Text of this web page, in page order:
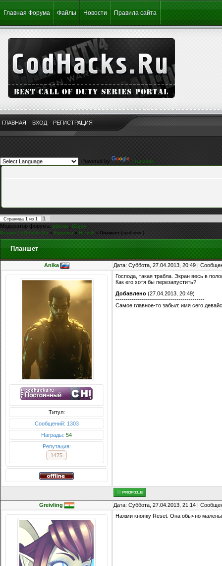
Главная Форума Файлы Новости Правила сайта
ГЛАВНАЯ ВХОД РЕГИСТРАЦИЯ
Powered by Translate
Страница 1 из 1
1
Модератор форума:g0d-me,iEnjoy
Форум CoDHacks.Ru » Курилка » Hi-tech » Планшет (проблемс)
Планшет
Anika Дата: Суббота, 27.04.2013, 20:49 |
Титул:
Сообщений: 1303
Награды: 54
Репутация:
1475
Господа, такая трабла. Экран весь в
Как его хотя бы перезапустить?
Добавлено (27.04.2013, 20:49)
---------------------------------------------
Самое главное-то забыл: имя сего
Greivling Дата: Суббота, 27.04.2013, 21:14 |
Нажми кнопку Reset. Она обычно